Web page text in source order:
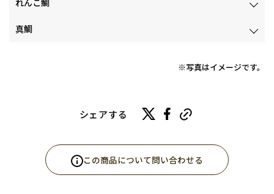
れんこ鯛
真鯛
※写真はイメージです。
シェアする
この商品について問い合わせる